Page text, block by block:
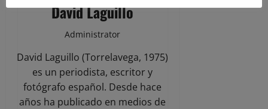
David Laguillo
Administrator
David Laguillo (Torrelavega, 1975)
es un periodista, escritor y
fotógrafo español. Desde hace
años ha publicado en medios de